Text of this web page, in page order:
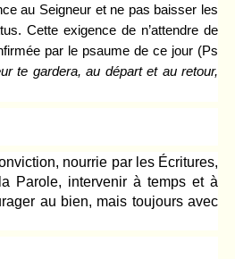
au Seigneur et ne pas baisser les
Cette exigence de n’attendre de
par le psaumede ce jour (Ps
te gardera, au départ et au retour,
nourrie par les Écritures,
Parole, intervenir à temps et à
au bien, mais toujours avec